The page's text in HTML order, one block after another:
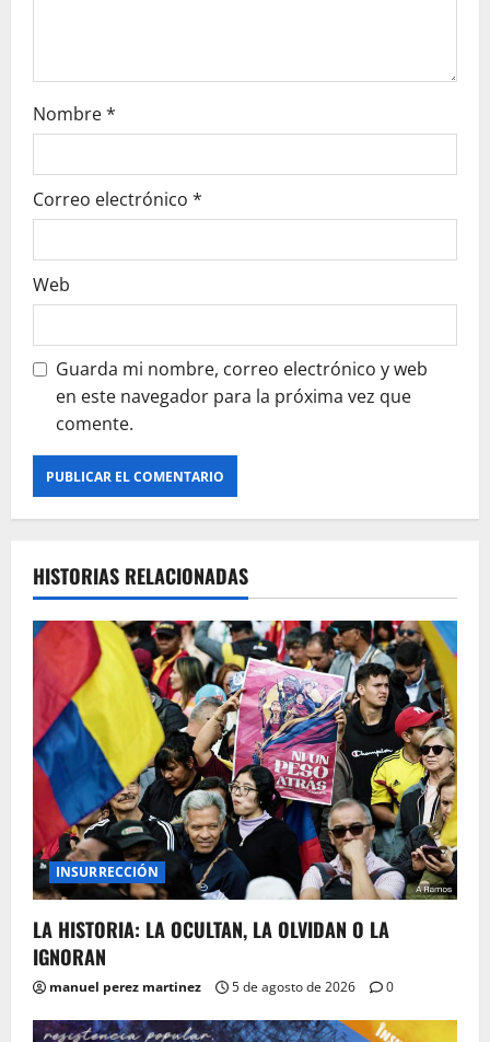
t
a
a
s
Nombre*
Correo electrónico *
Web
Guarda mi nombre, correo electrónico y web
en este navegador para la próxima vez que
comente.
HISTORIAS RELACIONADAS
INSURRECCIÓN
LA HISTORIA: LA OCULTAN, LA OLVIDAN O LA
IGNORAN
manuel perez martinez 5 de agosto de 2026 0